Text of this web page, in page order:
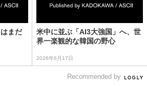
まだ
米中に並ぶ「AI3大強国」へ、世
界一楽観的な韓国の野心
2026年6月17日
Recommended by